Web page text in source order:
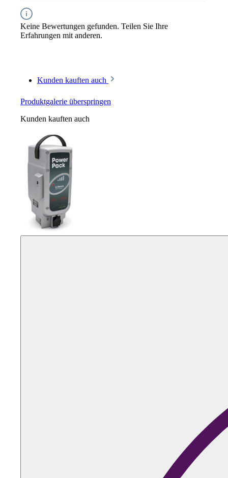
Keine Bewertungen gefunden. Teilen Sie Ihre
Erfahrungen mit anderen.
Kunden kauften auch
Produktgalerie überspringen
Kunden kauften auch